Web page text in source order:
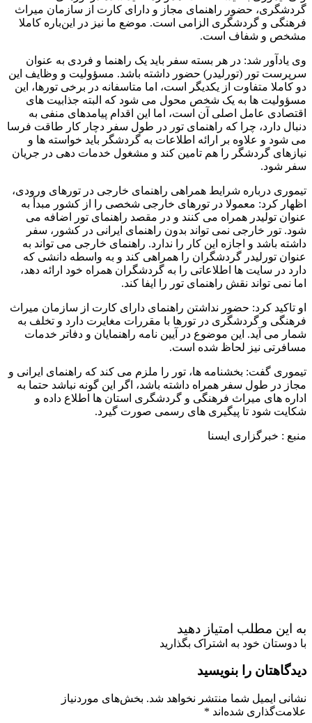
گردشگری، حضور راهنمای مجاز و دارای کارت از سازمان میراث
فرهنگی و گردشگری الزامی است. موضع ما نیز در این‌باره کاملا
مشخص و شفاف است.
وی یادآور شد: در هر بسته سفر باید یک راهنما و فردی به عنوان
سرپرست تور (تورلیدر) حضور داشته باشد. مسؤولیت و وظایف این
دو کاملا متفاوت از یکدیگر است، اما متاسفانه در برخی تورها، این
مسؤولیت ها به یک شخص محول می شود که البته جذابیت های
اقتصادی عامل اصلی آن است، اما این اقدام پیامدهای منفی به
دنبال دارد، چرا که راهنمای تور در طول سفر دچار کار طاقت فرسا
می شود و علاوه بر ارائه اطلاعات به گردشگر باید خواسته ها و
نیازهای گردشگر را هم تامین کند و مشغول خدمات دهی در جریان
سفر شود.
تیموری درباره شرایط همراهی راهنمای خارجی در تورهای ورودی،
اظهار کرد: معمولا در تورهای خارجی شخصی را از کشور مبدأ به
عنوان تولیدر همراه می کنند و در مقصد راهنمای تور اضافه می
شود. تور خارجی نمی تواند بدون راهنمای ایرانی در کشور، سفر
داشته باشد و اجازه این کار را ندارد. راهنمای خارجی می تواند به
عنوان تورلیدر گردشگران را همراهی کند و به واسطه دانشی که
دارد در سایت ها اطلاعاتی را به گردشگران همراه خود ارائه دهد،
اما نمی تواند نقش راهنمای تور را ایفا کند.
او تاکید کرد: حضور نداشتن راهنمای دارای کارت از سازمان میراث
فرهنگی و گردشگری در تورها با مقررات مغایرت دارد و تخلف به
شمار می آید. این موضوع در آیین نامه راهنمایان و دفاتر خدمات
مسافرتی نیز لحاظ شده است.
تیموری گفت: بخشنامه ها، تور را ملزم می کند که راهنمای ایرانی و
مجاز در طول سفر همراه داشته باشد، اگر این گونه نباشد حتما به
اداره های میراث فرهنگی و گردشگری استان ها اطلاع داده و
شکایت شود تا پیگیری های رسمی صورت گیرد.
منبع : خبرگزاری ایسنا
به این مطلب امتیاز دهید
با دوستان خود به اشتراک بگذارید
دیدگاهتان را بنویسید
نشانی ایمیل شما منتشر نخواهد شد. بخش‌های موردنیاز
علامت‌گذاری شده‌اند *